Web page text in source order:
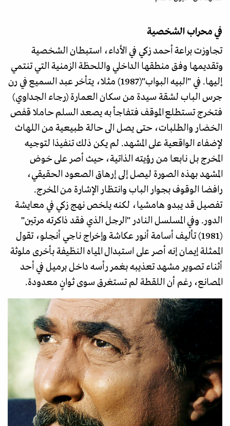
في محراب الشخصية
تجاوزت براعة أحمد زكي في الأداء، استبطان الشخصية
وتقديمها وفق منطقها الداخلي واللحظة الزمنية التي تنتمي
إليها. في "البيه البواب"(1987) مثلا، يتأخر عبد السميع في رن
جرس الباب لشقة سيدة من سكان العمارة (رجاء الجداوي)
فتخرج تستطلع الموقف فتفاجأ به يصعد السلم حاملا قفص
الخضار والطلبات، حتى يصل الى حالة طبيعية من اللهاث
لإضفاء الواقعية على المشهد. لم يكن ذلك تنفيذا لتوجيه
المخرج بل نابعا من رؤيته الذاتية، حيث أصر على خوض
المشهد بهذه الصورة ليصل إلى إرهاق الصعود الحقيقي،
رافضا الوقوف بجوار الباب وانتظار الإشارة من المخرج.
تفصيل قد يبدو هامشيا، لكنه يلخص نهج زكي في معايشة
الدور. وفي المسلسل النادر "الرجل الذي فقد ذاكرته مرتين"
(1981) تأليف أسامة أنور عكاشة وإخراج ناجي أنجلو، تقول
الممثلة إيمان إنه أصر على استبدال المياه النظيفة بأخرى ملوثة
أثناء تصوير مشهد تعذيبه بغمر رأسه داخل برميل في أحد
المصانع، رغم أن اللقطة لم تستغرق سوى ثوانٍ معدودة.